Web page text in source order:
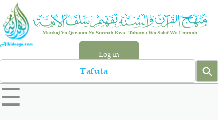
Skip
main
content
Log in
Search
left
sidebar
☰